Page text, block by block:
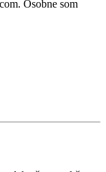
Osobne som